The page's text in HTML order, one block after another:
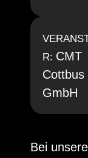
R: CMT
Cottbus
GmbH
Bei